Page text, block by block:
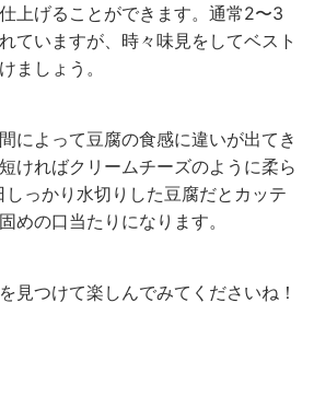
上げることができます。通常2〜3
ていますが、時々味見をしてベスト
ましょう。
によって豆腐の食感に違いが出てき
ければクリームチーズのように柔ら
しっかり水切りした豆腐だとカッテ
めの口当たりになります。
見つけて楽しんでみてくださいね！